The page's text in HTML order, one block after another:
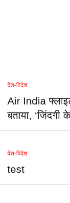
देश-विदेश
Air India
बताया, ‘जिंदगी
देश-विदेश
test